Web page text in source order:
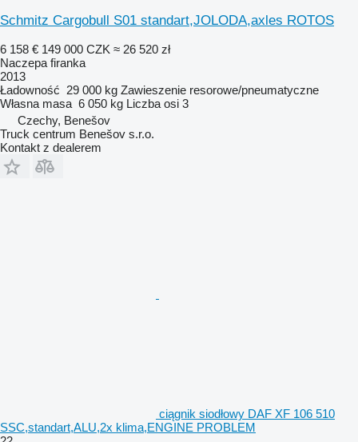
Schmitz Cargobull S01 standart,JOLODA,axles ROTOS
6 158 € 149 000 CZK ≈ 26 520 zł
Naczepa firanka
2013
Ładowność 29 000 kg Zawieszenie resorowe/pneumatyczne
Własna masa 6 050 kg Liczba osi 3
Czechy, Benešov
Truck centrum Benešov s.r.o.
Kontakt z dealerem
ciągnik siodłowy DAF XF 106 510
SSC,standart,ALU,2x klima,ENGINE PROBLEM